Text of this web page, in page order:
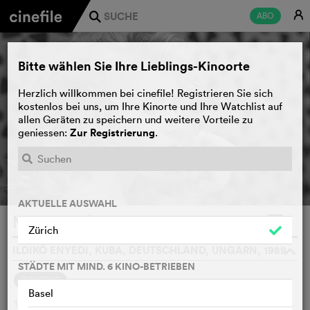
ABO E
j
My Twentieth Century
SYNOPSIS
1879. Während in New Jersey Thomas Alva Edison Menlo
Bitte wählen Sie Ihre Lieblings-Kinoorte
Herzlich willkommen bei cinefile! Registrieren Sie sich
kostenlos bei uns, um Ihre Kinorte und Ihre Watchlist auf
allen Geräten zu speichern und weitere Vorteile zu
geniessen: Zur Registrierung.
AKTUELLE AUSWAHL
Zürich
STÄDTE MIT MIND. 6 KINO-BETRIEBEN
Basel